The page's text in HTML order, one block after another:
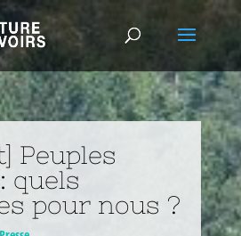
Peuples
quels
pour nous ?